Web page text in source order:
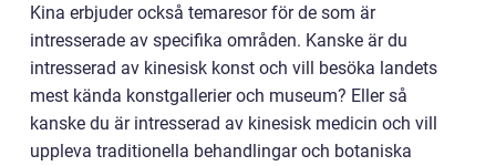
Kina erbjuder också temaresor för de som är
intresserade av specifika områden. Kanske är du
intresserad av kinesisk konst och vill besöka landets
mest kända konstgallerier och museum? Eller så
kanske du är intresserad av kinesisk medicin och vill
uppleva traditionella behandlingar och botaniska